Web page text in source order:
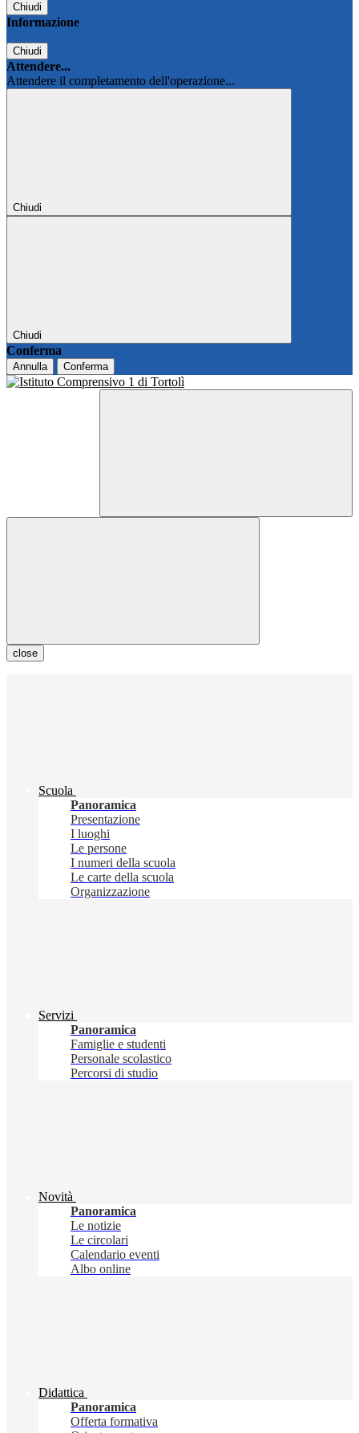
Chiudi
Informazione
Chiudi
Attendere...
Attendere il completamento dell'operazione...
Chiudi
Chiudi
Conferma
Annulla Conferma
close
Scuola
Panoramica
Presentazione
I luoghi
Le persone
I numeri della scuola
Le carte della scuola
Organizzazione
Servizi
Panoramica
Famiglie e studenti
Personale scolastico
Percorsi di studio
Novità
Panoramica
Le notizie
Le circolari
Calendario eventi
Albo online
Didattica
Panoramica
Offerta formativa